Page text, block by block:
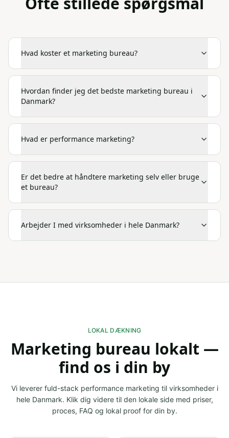
Hvad koster et marketing bureau?
Hvordan finder jeg det bedste marketing bureau i
Danmark?
Hvad er performance marketing?
Er det bedre at håndtere marketing selv eller bruge
et bureau?
Arbejder I med virksomheder i hele Danmark?
LOKAL DÆKNING
Marketing bureau lokalt —
find os i din by
Vi leverer fuld-stack performance marketing til virksomheder i
hele Danmark. Klik dig videre til den lokale side med priser,
proces, FAQ og lokal proof for din by.